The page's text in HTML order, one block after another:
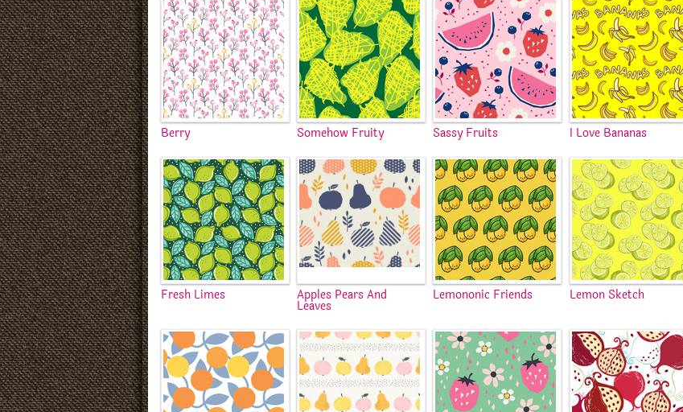
Berry Somehow Fruity Sassy Fruits I Love Bananas
Fresh Limes Apples Pears And
Leaves
Lemononic Friends Lemon Sketch